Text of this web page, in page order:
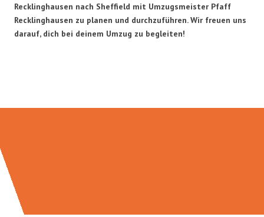
Recklinghausen nach Sheffield mit Umzugsmeister Pfaff
Recklinghausen zu planen und durchzuführen. Wir freuen uns
darauf, dich bei deinem Umzug zu begleiten!